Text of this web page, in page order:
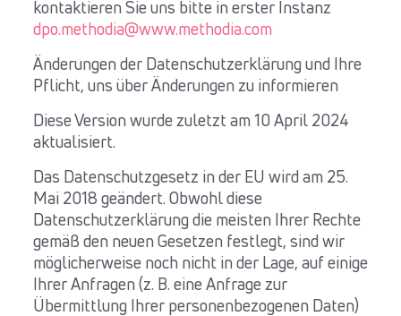
kontaktieren Sie uns bitte in erster Instanz
dpo.methodia@www.methodia.com
Änderungen der Datenschutzerklärung und Ihre
Pflicht, uns über Änderungen zu informieren
Diese Version wurde zuletzt am 10 April 2024
aktualisiert.
Das Datenschutzgesetz in der EU wird am 25.
Mai 2018 geändert. Obwohl diese
Datenschutzerklärung die meisten Ihrer Rechte
gemäß den neuen Gesetzen festlegt, sind wir
möglicherweise noch nicht in der Lage, auf einige
Ihrer Anfragen (z. B. eine Anfrage zur
Übermittlung Ihrer personenbezogenen Daten)